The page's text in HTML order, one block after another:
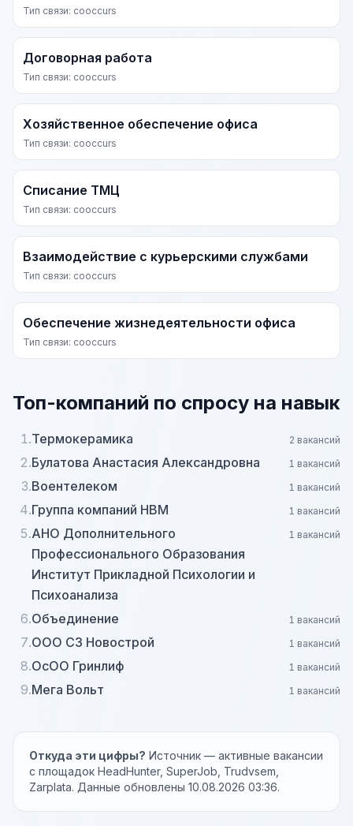
Тип связи: cooccurs
Договорная работа
Тип связи: cooccurs
Хозяйственное обеспечение офиса
Тип связи: cooccurs
Списание ТМЦ
Тип связи: cooccurs
Взаимодействие с курьерскими службами
Тип связи: cooccurs
Обеспечение жизнедеятельности офиса
Тип связи: cooccurs
Топ-компаний по спросу на навык
1.Термокерамика 2 вакансий
2.Булатова Анастасия Александровна 1 вакансий
3.Воентелеком 1 вакансий
4.Группа компаний НВМ 1 вакансий
5.АНО Дополнительного
Профессионального Образования
Институт Прикладной Психологии и
Психоанализа
1 вакансий
6.Объединение 1 вакансий
7.ООО СЗ Новострой 1 вакансий
8.ОсОО Гринлиф 1 вакансий
9.Мега Вольт 1 вакансий
Откуда эти цифры? Источник — активные вакансии
с площадок HeadHunter, SuperJob, Trudvsem,
Zarplata. Данные обновлены 10.08.2026 03:36.